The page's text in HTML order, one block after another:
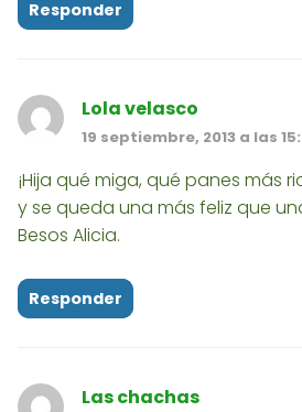
Responder
Lola velasco
19 septiembre, 2013 a las
¡Hija qué miga, qué panes más
y se queda una más feliz que
Besos Alicia.
Responder
Las chachas